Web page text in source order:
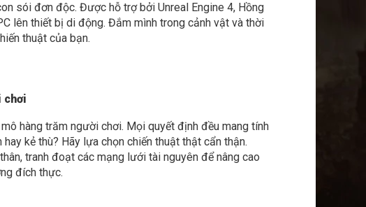
sói đơn độc. Được hỗ trợ bởi Unreal Engine 4, Hồng
lên thiết bị di động. Đắm mình trong cảnh vật và thời
thuật của bạn.
chơi
hàng trăm người chơi. Mọi quyết định đều mang tính
kẻ thù? Hãy lựa chọn chiến thuật thật cẩn thận.
tranh đoạt các mạng lưới tài nguyên để nâng cao
đích thực.